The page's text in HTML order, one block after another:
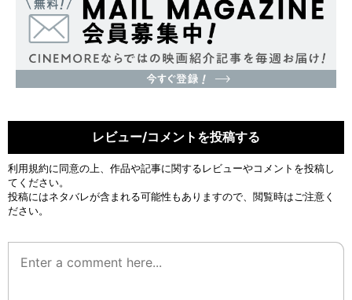
レビュー/コメントを投稿する
利用規約に同意の上、作品や記事に関するレビューやコメントを投稿し
てください。
投稿にはネタバレが含まれる可能性もありますので、閲覧時はご注意く
ださい。